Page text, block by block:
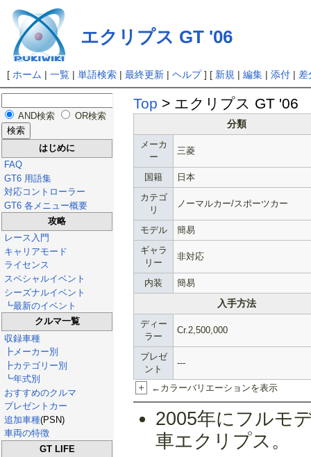
エクリプス GT '06
[ ホーム | 一覧| 単語検索| 最終更新| ヘルプ] [ 新規 | 編集| 添付| 差
AND検索 OR検索
はじめに
FAQ
GT6 用語集
対応コントローラー
GT6 各メニュー概要
攻略
レース入門
キャリアモード
ライセンス
スペシャルイベント
シーズナルイベント
┗最新のイベント
クルマ一覧
収録車種
┣メーカー別
┣カテゴリー別
┗年式別
おすすめのクルマ
プレゼントカー
追加車種(PSN)
車両の特徴
GT LIFE
Top > エクリプス GT '06
分類
メーカ
ー
三菱
国籍
日本
カテゴ
リ
ノーマルカー/スポーツカー
モデル
簡易
ギャラ
リー
非対応
内装 簡易
入手方法
ディー
ラー
Cr.2,500,000
プレゼ
ント
---
+ ←カラーバリエーションを表示
2005年にフルモ
車エクリプス。